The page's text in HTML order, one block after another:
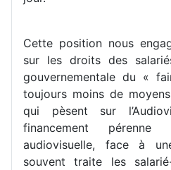
Cette position nous
sur les droits des
gouvernementale du «
toujours moins de
qui pèsent sur
financement
audiovisuelle, face à
souvent traite les